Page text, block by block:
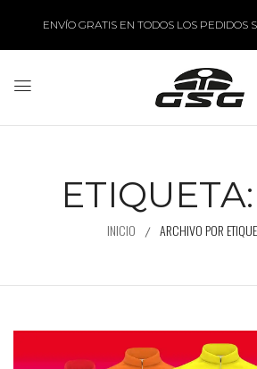
ENVÍO GRATIS EN TODOS LOS PEDIDOS
ETIQUETA:
INICIO ARCHIVO POR